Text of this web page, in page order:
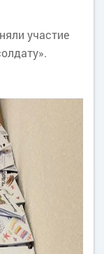
участие